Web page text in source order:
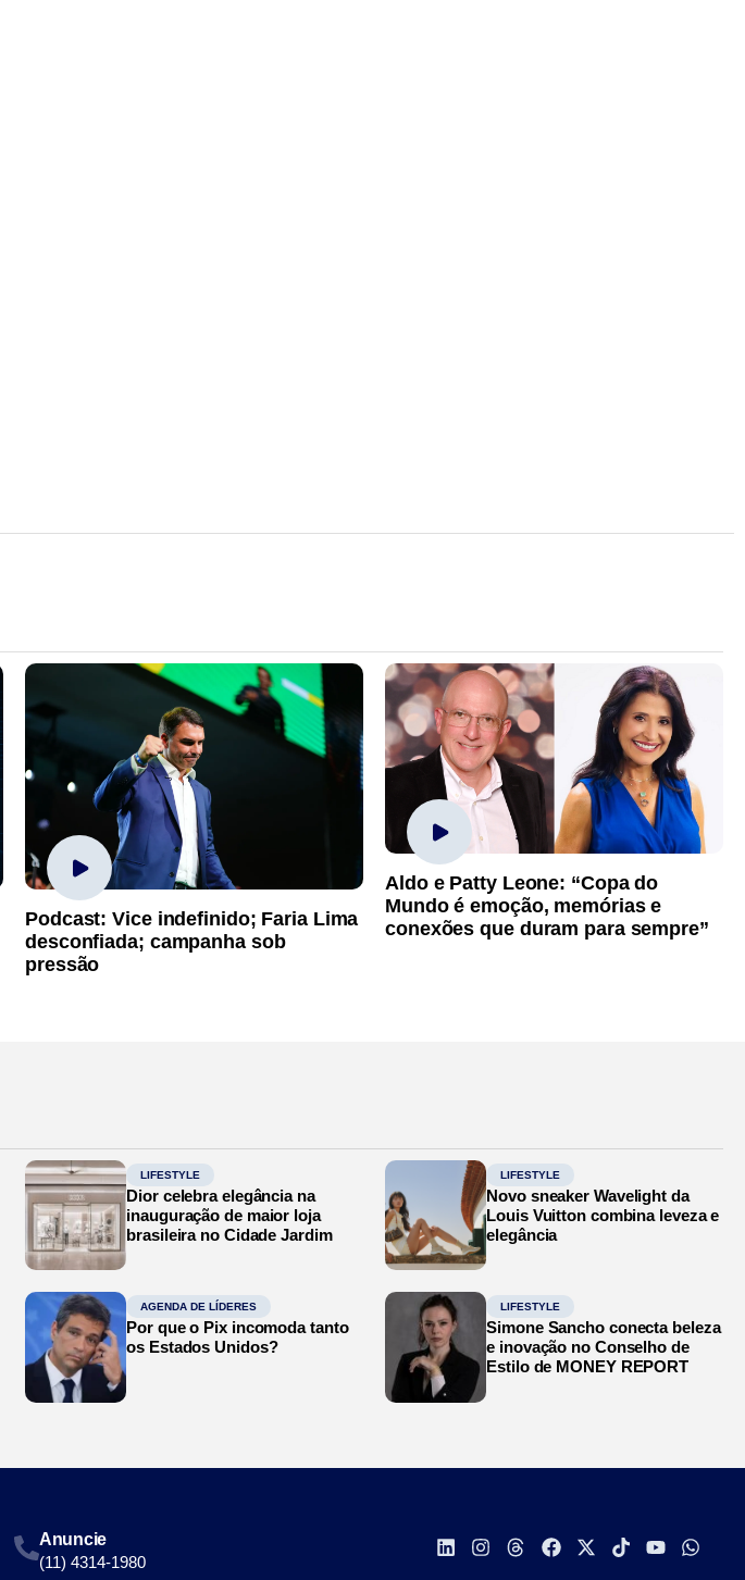
Podcast: Vice indefinido; Faria Lima
desconfiada; campanha sob
pressão
Aldo e Patty Leone: “Copa do
Mundo é emoção, memórias e
conexões que duram para sempre”
LIFESTYLE
Dior celebra elegância na
inauguração de maior loja
brasileira no Cidade Jardim
LIFESTYLE
Novo sneaker Wavelight da
Louis Vuitton combina leveza e
elegância
AGENDA DE LÍDERES
Por que o Pix incomoda tanto
os Estados Unidos?
LIFESTYLE
Simone Sancho conecta beleza
e inovação no Conselho de
Estilo de MONEY REPORT
Anuncie
(11) 4314-1980